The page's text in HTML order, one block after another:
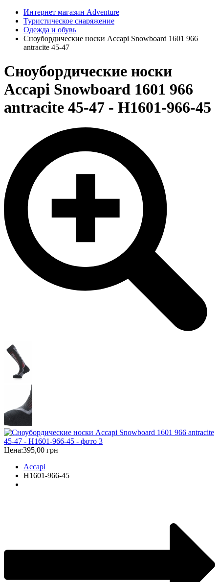
Интернет магазин Adventure
Туристическое снаряжение
Одежда и обувь
Сноубордические носки Accapi Snowboard 1601 966
antracite 45-47
Сноубордические носки
Accapi Snowboard 1601 966
antracite 45-47 - H1601-966-45
Цена:395,00 грн
Accapi
H1601-966-45